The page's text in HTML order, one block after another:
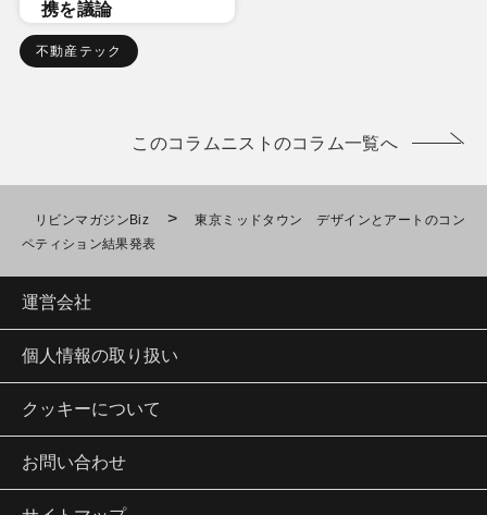
携を議論
不動産テック
このコラムニストのコラム一覧へ
リビンマガジンBiz >
東京ミッドタウン デザインとアートのコン
ペティション結果発表
運営会社
個人情報の取り扱い
クッキーについて
お問い合わせ